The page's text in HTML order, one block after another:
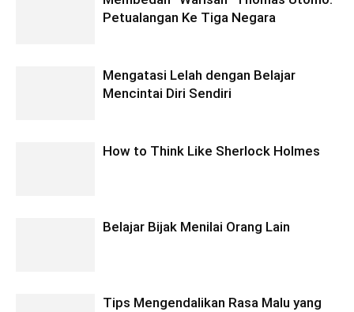
Petualangan Ke Tiga Negara
Mengatasi Lelah dengan Belajar
Mencintai Diri Sendiri
How to Think Like Sherlock Holmes
Belajar Bijak Menilai Orang Lain
Tips Mengendalikan Rasa Malu yang